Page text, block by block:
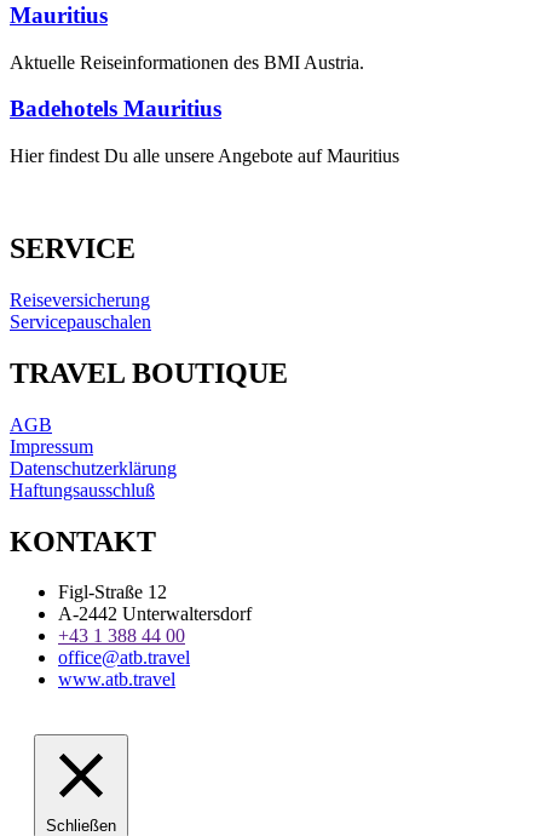
Mauritius
Aktuelle Reiseinformationen des BMI Austria.
Badehotels Mauritius
Hier findest Du alle unsere Angebote auf Mauritius
SERVICE
Reiseversicherung
Servicepauschalen
TRAVEL BOUTIQUE
AGB
Impressum
Datenschutzerklärung
Haftungsausschluß
KONTAKT
Figl-Straße 12
A-2442 Unterwaltersdorf
+43 1 388 44 00
office@atb.travel
www.atb.travel
Schließen